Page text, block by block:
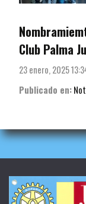
Club Palma
23 enero, 2025
Publicado en: